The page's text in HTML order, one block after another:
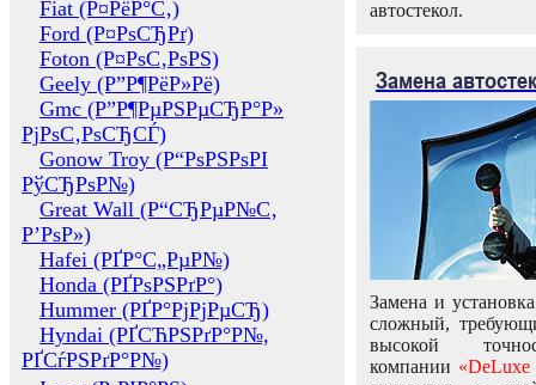
Fiat (Р¤РёР°С‚)
Ford (Р¤РѕСЂРґ)
Foton (Р¤РѕС‚РѕРЅ)
Geely (Р”Р¶РёР»Рё)
Gmc (Р”Р¶РµРЅРµСЂР°Р»
РјРѕС‚РѕСЂСЃ)
Gonow Troy (Р“РѕРЅРѕРІ
РўСЂРѕР№)
Great Wall (Р“СЂРµР№С‚
Р’РѕР»)
Hafei (РҐР°С„РµР№)
Honda (РҐРѕРЅРґР°)
Hummer (РҐР°РјРјРµСЂ)
Hyndai (РҐСЋРЅРґР°Р№,
РҐСѓРЅРґР°Р№)
автостекол.
Замена
Замена и
сложный,
высокой
компании «DeLuxe